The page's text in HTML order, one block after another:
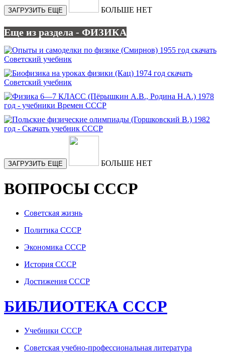
ЗАГРУЗИТЬ ЕЩЕ БОЛЬШЕ НЕТ
Еще из раздела - ФИЗИКА
ЗАГРУЗИТЬ ЕЩЕ БОЛЬШЕ НЕТ
ВОПРОСЫ СССР
Советская жизнь
Политика СССР
Экономика СССР
История СССР
Достижения СССР
БИБЛИОТЕКА СССР
Учебники СССР
Советская учебно-профессиональная литература